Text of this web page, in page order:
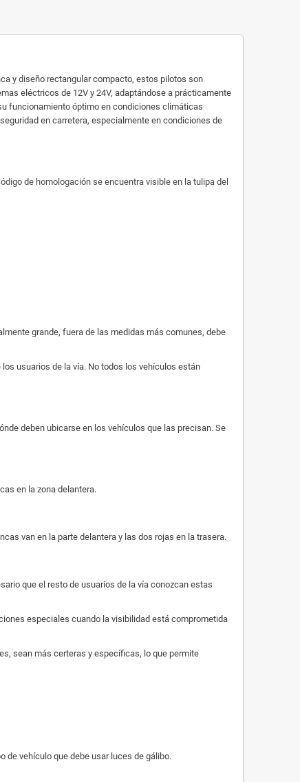
y diseño rectangular compacto, estos pilotos son
eléctricos de 12V y 24V, adaptándose a prácticamente
funcionamiento óptimo en condiciones climáticas
en carretera, especialmente en condiciones de
de homologación se encuentra visible en la tulipa del
grande, fuera de las medidas más comunes, debe
usuarios de la vía. No todos los vehículos están
deben ubicarse en los vehículos que las precisan. Se
en la zona delantera.
van en la parte delantera y las dos rojas en la trasera.
que el resto de usuarios de la vía conozcan estas
especiales cuando la visibilidad está comprometida
sean más certeras y específicas, lo que permite
de vehículo que debe usar luces de gálibo.